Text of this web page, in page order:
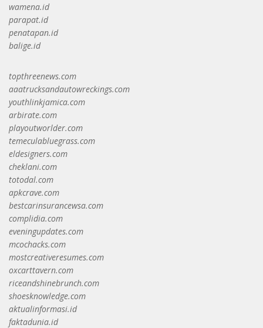
wamena.id
parapat.id
penatapan.id
balige.id
topthreenews.com
aaatrucksandautowreckings.com
youthlinkjamica.com
arbirate.com
playoutworlder.com
temeculabluegrass.com
eldesigners.com
cheklani.com
totodal.com
apkcrave.com
bestcarinsurancewsa.com
complidia.com
eveningupdates.com
mcochacks.com
mostcreativeresumes.com
oxcarttavern.com
riceandshinebrunch.com
shoesknowledge.com
aktualinformasi.id
faktadunia.id